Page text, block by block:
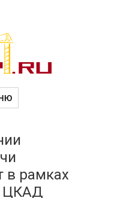
и
в рамках
ЦКАД